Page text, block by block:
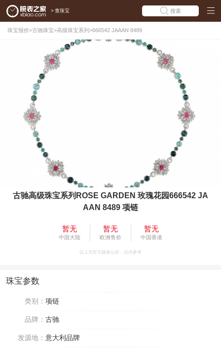
> 查珠宝 搜索
珠宝报价>古驰珠宝>高级珠宝系列 >666542 JAAAN 8489
古驰高级珠宝系列ROSE GARDEN 玫瑰花园666542 JA
AAN 8489 项链
暂无
中国大陆
暂无
欧洲售价
暂无
中国香港
以上为官方媒体公价，仅供参考
珠宝参数
类别： 项链
品牌： 古驰
发源地： 意大利品牌